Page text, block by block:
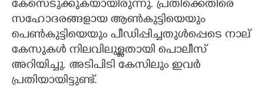
കേസെടുക്കുകയായിരുന്നു. പ്രതിക്കെതിരെ
സഹോദരങ്ങളായ ആൺകുട്ടിയെയും
പെൺകുട്ടിയെയും പീഡിപ്പിച്ചതുൾപ്പെടെ നാല്
കേസുകൾ നിലവിലുള്ളതായി പൊലീസ്
അറിയിച്ചു. അടിപിടി കേസിലും ഇവർ
പ്രതിയായിട്ടുണ്ട്.